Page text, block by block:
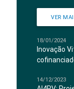
VER
18/01/2024
Inovação
14/12/2023